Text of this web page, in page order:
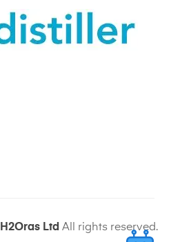
H2Oras LtdAll rights reserved.